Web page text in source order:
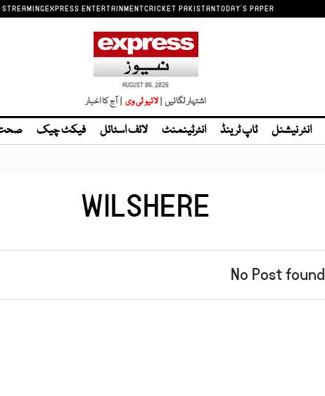
EXPRESS ENTERTAINMENTCRICKET PAKISTANTODAY'S PAPER
AUGUST 06, 2026
اشتہار لگائیں | | آج کا اخبار
انٹر نیشنل ٹاپ ٹرینڈ انٹرٹینمنٹ لائف اسٹائل فیکٹ چیک
WILSHERE
No Post found